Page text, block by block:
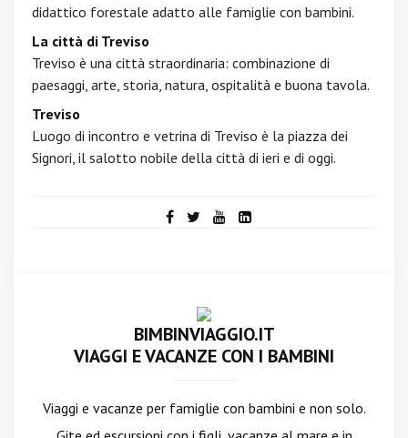
didattico forestale adatto alle famiglie con bambini.
La città di Treviso
Treviso è una città straordinaria: combinazione di
paesaggi, arte, storia, natura, ospitalità e buona tavola.
Treviso
Luogo di incontro e vetrina di Treviso è la piazza dei
Signori, il salotto nobile della città di ieri e di oggi.
BIMBINVIAGGIO.IT
VIAGGI E VACANZE CON I BAMBINI
Viaggi e vacanze per famiglie con bambini e non solo.